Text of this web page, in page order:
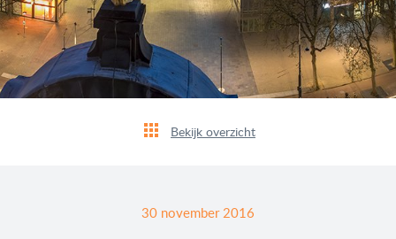
Bekijk overzicht
30 november 2016